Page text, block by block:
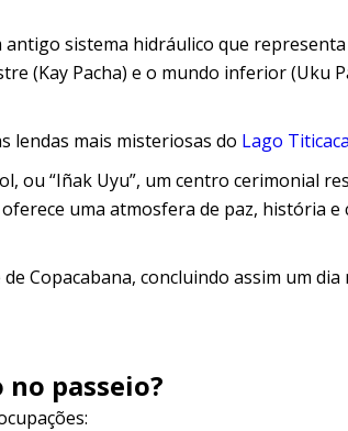
sistema hidráulico que
(Kay Pacha) e o mundo inferior (Uku
lendas mais misteriosas do Lago Titicaca
ou “Iñak Uyu”, um centro cerimonial
uma atmosfera de paz, história e
Copacabana, concluindo assim um dia
passeio?